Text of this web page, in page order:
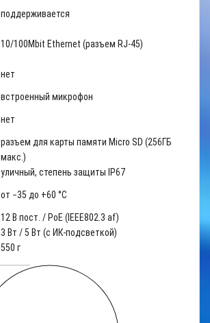
поддерживается
10/100Mbit Ethernet (разъем RJ-45)
нет
встроенный микрофон
нет
разъем для карты памяти Micro SD (256ГБ
макс.)
уличный, степень защиты IP67
от −35 до +60 °С
12 В пост. / PoE (IEEE802.3 af)
3 Вт / 5 Вт (с ИК-подсветкой)
550 г